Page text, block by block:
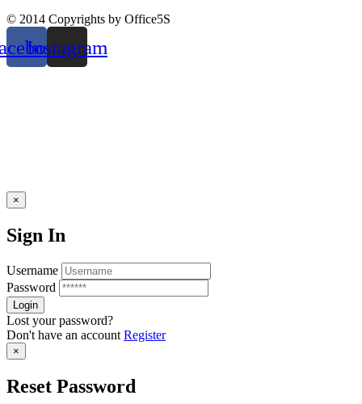
© 2014 Copyrights by Office5S
Instagram
×
Sign In
Username
Password
Lost your password?
Don't have an account Register
×
Reset Password